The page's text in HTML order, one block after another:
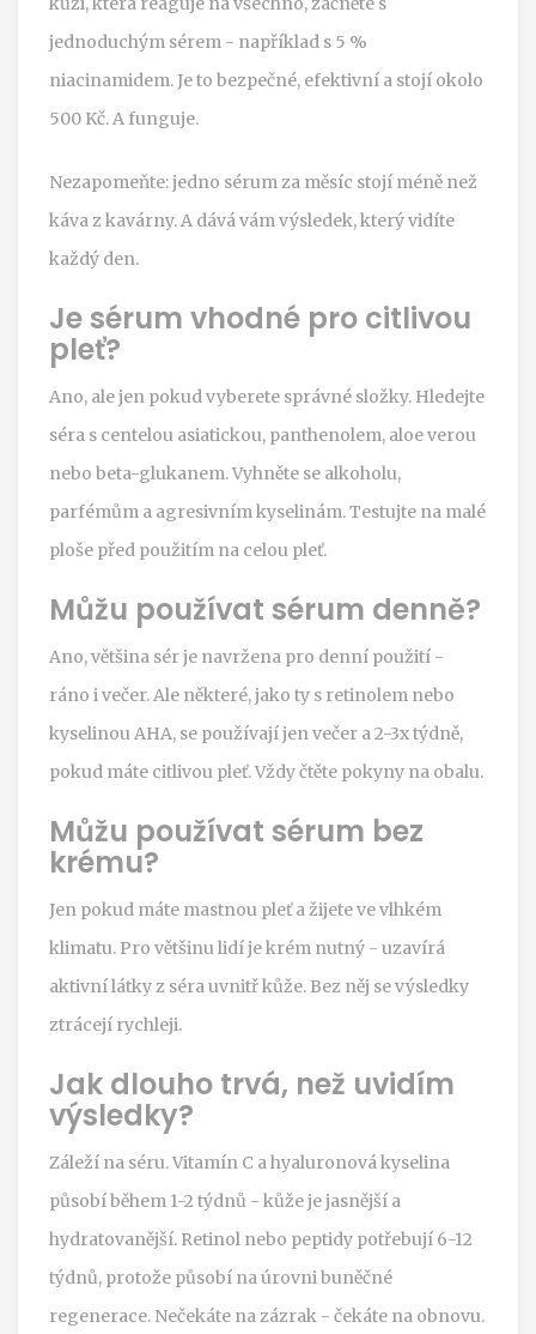
jednoduchým sérem - například s 5 %
niacinamidem. Je to bezpečné, efektivní a stojí okolo
500 Kč. A funguje.
Nezapomeňte: jedno sérum za měsíc stojí méně než
káva z kavárny. A dává vám výsledek, který vidíte
každý den.
Je sérum vhodné pro citlivou
pleť?
Ano, ale jen pokud vyberete správné složky. Hledejte
séra s centelou asiatickou, panthenolem, aloe verou
nebo beta-glukanem. Vyhněte se alkoholu,
parfémům a agresivním kyselinám. Testujte na malé
ploše před použitím na celou pleť.
Můžu používat sérum denně?
Ano, většina sér je navržena pro denní použití -
ráno i večer. Ale některé, jako ty s retinolem nebo
kyselinou AHA, se používají jen večer a 2-3x týdně,
pokud máte citlivou pleť. Vždy čtěte pokyny na obalu.
Můžu používat sérum bez
krému?
Jen pokud máte mastnou pleť a žijete ve vlhkém
klimatu. Pro většinu lidí je krém nutný - uzavírá
aktivní látky z séra uvnitř kůže. Bez něj se výsledky
ztrácejí rychleji.
Jak dlouho trvá, než uvidím
výsledky?
Záleží na séru. Vitamín C a hyaluronová kyselina
působí během 1-2 týdnů - kůže je jasnější a
hydratovanější. Retinol nebo peptidy potřebují 6-12
týdnů, protože působí na úrovni buněčné
regenerace. Nečekáte na zázrak - čekáte na obnovu.